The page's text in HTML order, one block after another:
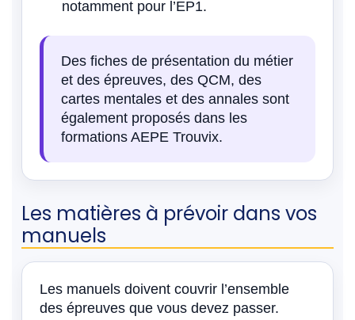
notamment pour l’EP1.
Des fiches de présentation du métier
et des épreuves, des QCM, des
cartes mentales et des annales sont
également proposés dans les
formations AEPE Trouvix.
Les matières à prévoir dans vos
manuels
Les manuels doivent couvrir l’ensemble
des épreuves que vous devez passer.